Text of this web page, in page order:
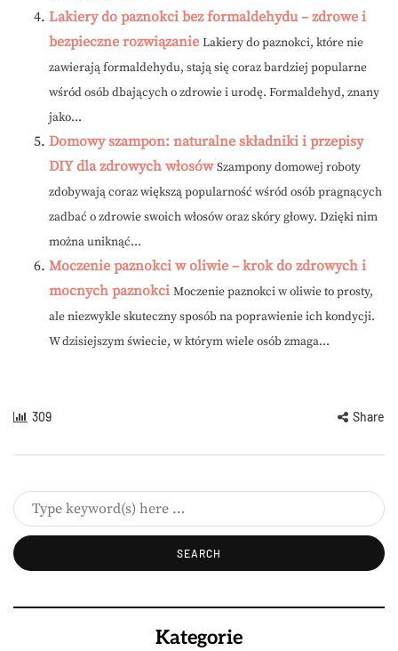
Lakiery do paznokci bez formaldehydu – zdrowe i
bezpieczne rozwiązanie Lakiery do paznokci, które nie
zawierają formaldehydu, stają się coraz bardziej popularne
wśród osób dbających o zdrowie i urodę. Formaldehyd, znany
jako...
Domowy szampon: naturalne składniki i przepisy
DIY dla zdrowych włosów Szampony domowej roboty
zdobywają coraz większą popularność wśród osób pragnących
zadbać o zdrowie swoich włosów oraz skóry głowy. Dzięki nim
można uniknąć...
Moczenie paznokci w oliwie – krok do zdrowych i
mocnych paznokci Moczenie paznokci w oliwie to prosty,
ale niezwykle skuteczny sposób na poprawienie ich kondycji.
W dzisiejszym świecie, w którym wiele osób zmaga...
309 Share
Kategorie